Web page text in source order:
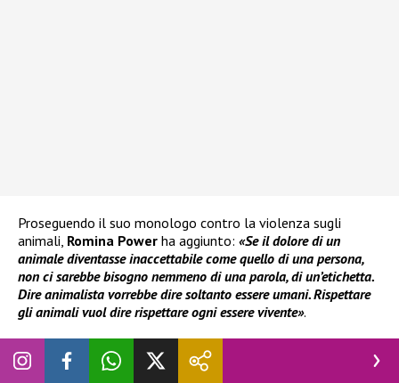
Proseguendo il suo monologo contro la violenza sugli
animali, Romina Power ha aggiunto: «Se il dolore di un
animale diventasse inaccettabile come quello di una persona,
non ci sarebbe bisogno nemmeno di una parola, di un’etichetta.
Dire animalista vorrebbe dire soltanto essere umani. Rispettare
gli animali vuol dire rispettare ogni essere vivente».
LEGGI ANCHE
:Michele Bravi svela cosa succede davvero
nel backstage di Sanremo: “Bel clima tra i cantanti? Che